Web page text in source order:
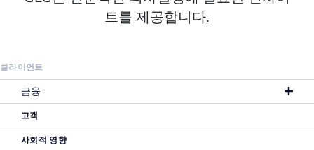
트를 제공합니다.
클라이언트
금융
고객
사회적 영향